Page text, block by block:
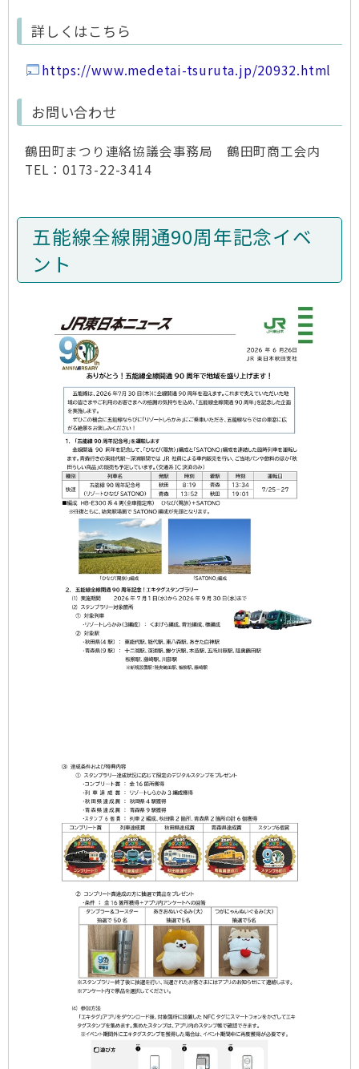
詳しくはこちら
https://www.medetai-tsuruta.jp/20932.html
お問い合わせ
鶴田町まつり連絡協議会事務局 鶴田町商工会内
TEL：0173-22-3414
五能線全線開通90周年記念イベ
ント